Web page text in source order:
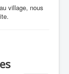
village, nous